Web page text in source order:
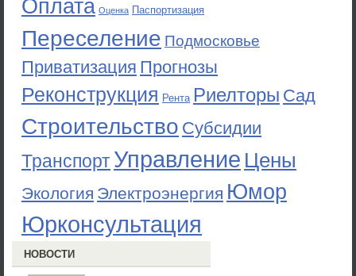
Оплата Оценка Паспортизация
Переселение Подмосковье
Приватизация Прогнозы
Реконструкция Рента Риелторы Сад
Строительство Субсидии
ТранспортУправление Цены
Экология Электроэнергия Юмор
Юрконсультация
НОВОСТИ